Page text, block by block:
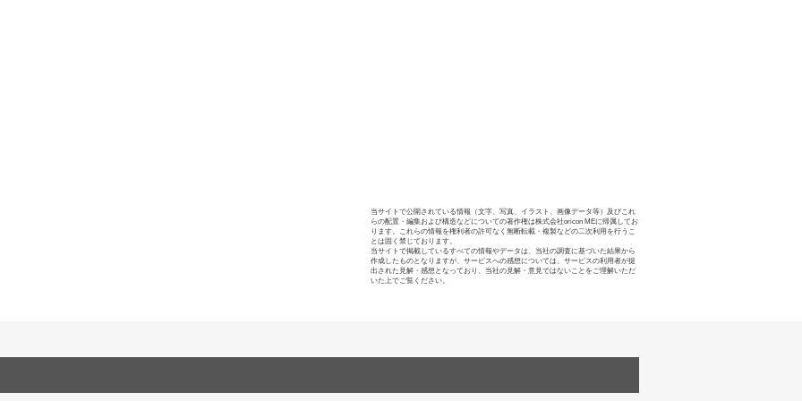
当サイトで公開されている情報（文字、写真、イラスト、画像データ等）及びこれ
らの配置・編集および構造などについての著作権は株式会社oricon MEに帰属してお
ります。これらの情報を権利者の許可なく無断転載・複製などの二次利用を行うこ
とは固く禁じております。
当サイトで掲載しているすべての情報やデータは、当社の調査に基づいた結果から
作成したものとなりますが、サービスへの感想については、サービスの利用者が提
出された見解・感想となっており、当社の見解・意見ではないことをご理解いただ
いた上でご覧ください。